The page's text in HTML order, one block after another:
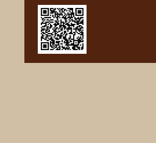
2022年3月
2022年2月
2022年1月
2021年11月
2021年10月
2021年9月